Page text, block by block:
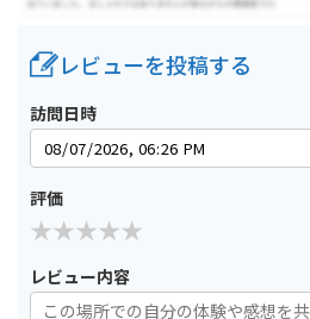
レビューを投稿する
訪問日時
評価
レビュー内容